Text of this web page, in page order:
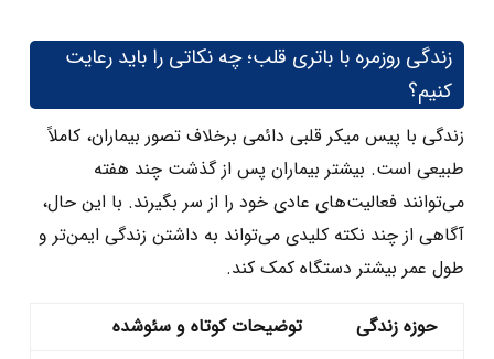
زندگی روزمره با باتری قلب؛ چه نکاتی را باید رعایت
کنیم؟
زندگی با پیس‌ میکر قلبی دائمی برخلاف تصور بیماران، کاملاً
طبیعی است. بیشتر بیماران پس از گذشت چند هفته
می‌توانند فعالیت‌های عادی خود را از سر بگیرند. با این حال،
آگاهی از چند نکته کلیدی می‌تواند به داشتن زندگی ایمن‌تر و
طول عمر بیشتر دستگاه کمک کند.
حوزه زندگی توضیحات کوتاه و سئو‌شده